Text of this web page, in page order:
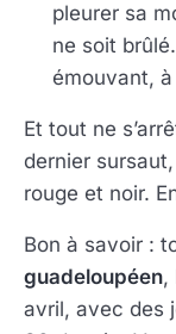
pleurer sa
ne soit
émouvant,
Et tout ne
dernier
rouge et noir.
Bon à savoir :
guadeloupéen,
avril, avec des